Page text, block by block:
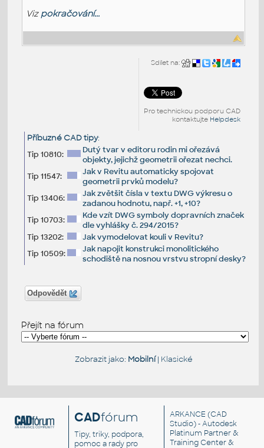
Viz pokračování...
Sdílet na:
Pro technickou podporu CAD
kontaktujte Helpdesk
Příbuzné CAD tipy:
Tip 10810:
Dutý tvar v editoru rodin mi ořezává
objekty, jejichž geometrii ořezat nechci.
Tip 11547:
Jak v Revitu automaticky spojovat
geometrii prvků modelu?
Tip 13406:
Jak zvětšit čísla v textu DWG výkresu o
zadanou hodnotu, např. +1, +10?
Tip 10703:
Kde vzít DWG symboly dopravních značek
dle vyhlášky č. 294/2015?
Tip 13202:
Jak vymodelovat kouli v Revitu?
Tip 10509:
Jak napojit konstrukci monolitického
schodiště na nosnou vrstvu stropní desky?
Odpovědět
Přejít na fórum
Zobrazit jako: Mobilní| Klasické
CADfórum
Tipy, triky, podpora,
pomoc a rady pro
ARKANCE (CAD
Studio) - Autodesk
Platinum Partner &
Training Center &